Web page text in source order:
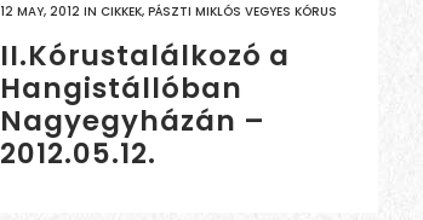
12 MAY, 2012 IN CIKKEK, PÁSZTI MIKLÓS VEGYES KÓRUS
II.Kórustalálkozó a
Hangistállóban
Nagyegyházán –
2012.05.12.